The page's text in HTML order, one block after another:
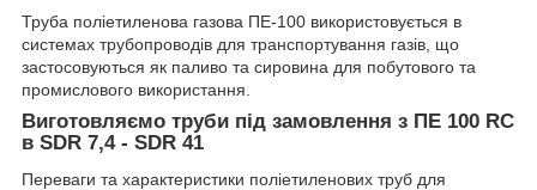
Труба поліетиленова газова ПЕ-100 використовується в
системах трубопроводів для транспортування газів, що
застосовуються як паливо та сировина для побутового та
промислового використання.
Виготовляємо труби під замовлення з ПE 100 RC
в SDR 7,4 - SDR 41
Переваги та характеристики поліетиленових труб для